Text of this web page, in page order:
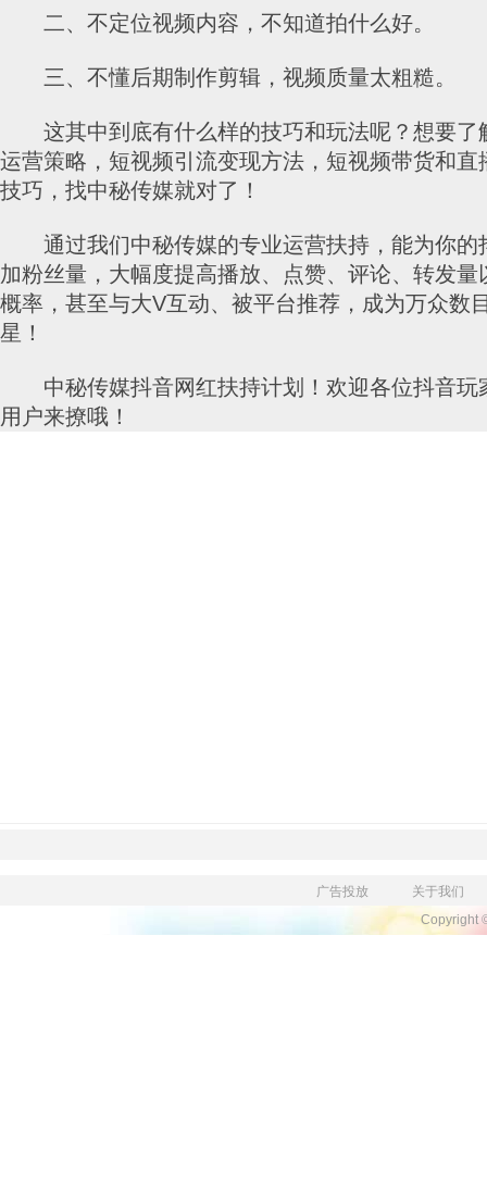
二、不定位视频内容，不知道拍什么好。
三、不懂后期制作剪辑，视频质量太粗糙。
这其中到底有什么样的技巧和玩法呢？想要了
运营策略，短视频引流变现方法，短视频带货和直
技巧，找中秘传媒就对了！
通过我们中秘传媒的专业运营扶持，能为你的
加粉丝量，大幅度提高播放、点赞、评论、转发量
概率，甚至与大V互动、被平台推荐，成为万众数
星！
中秘传媒抖音网红扶持计划！欢迎各位抖音玩
用户来撩哦！
广告投放
关于我们
Copyright